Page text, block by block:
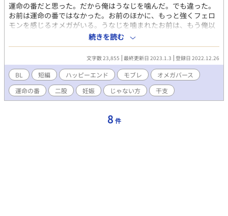
運命の番だと思った。だから俺はうなじを噛んだ。でも違った。
お前は運命の番ではなかった。お前のほかに、もっと強くフェロ
モンを感じるオメガがいる。うなじを噛まれたお前は、もう俺以
外のアルファと番えない。俺が間違えたばっかりに。どう償えば
いい？
続きを読む
文字数 23,855 最終更新日 2023.1.3 登録日 2022.12.26
BL 短編 ハッピーエンド モブレ
オメガバース
運命の番
二股 妊娠 じゃない方 干支
8 件